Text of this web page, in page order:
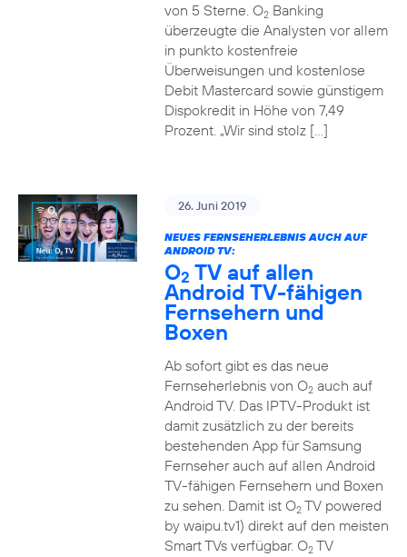
von 5 Sterne. O2Banking
überzeugte die Analysten vor allem
in punkto kostenfreie
Überweisungen und kostenlose
Debit Mastercard sowie günstigem
Dispokredit in Höhe von 7,49
Prozent. „Wir sind stolz […]
26. Juni 2019
NEUES FERNSEHERLEBNIS AUCH AUF
ANDROID TV:
O2 TV auf allen
Android TV-fähigen
Fernsehern und
Boxen
Ab sofort gibt es das neue
Fernseherlebnis von O2auch auf
Android TV. Das IPTV-Produkt ist
damit zusätzlich zu der bereits
bestehenden App für Samsung
Fernseher auch auf allen Android
TV-fähigen Fernsehern und Boxen
zu sehen. Damit ist O2TV powered
by waipu.tv1) direkt auf den meisten
Smart TVs verfügbar. O2TV